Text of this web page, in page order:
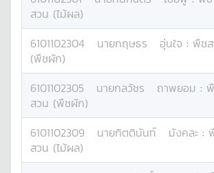
สวน (ไม้ผล)
6101102304 นายกฤษธร อุ่นใจ : พืช
(พืชผัก)
6101102305 นายกลวัชร ถาพยอม :
สวน (พืชผัก)
6101102309 นายกิตตินันท์ มังคละ :
สวน (ไม้ผล)